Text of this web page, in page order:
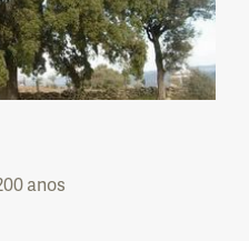
Corno do Bico
Lagoas de
de Arcos
Serra de Montejunto
anos